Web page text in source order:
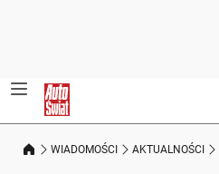
WIADOMOŚCI AKTUALNOŚCI